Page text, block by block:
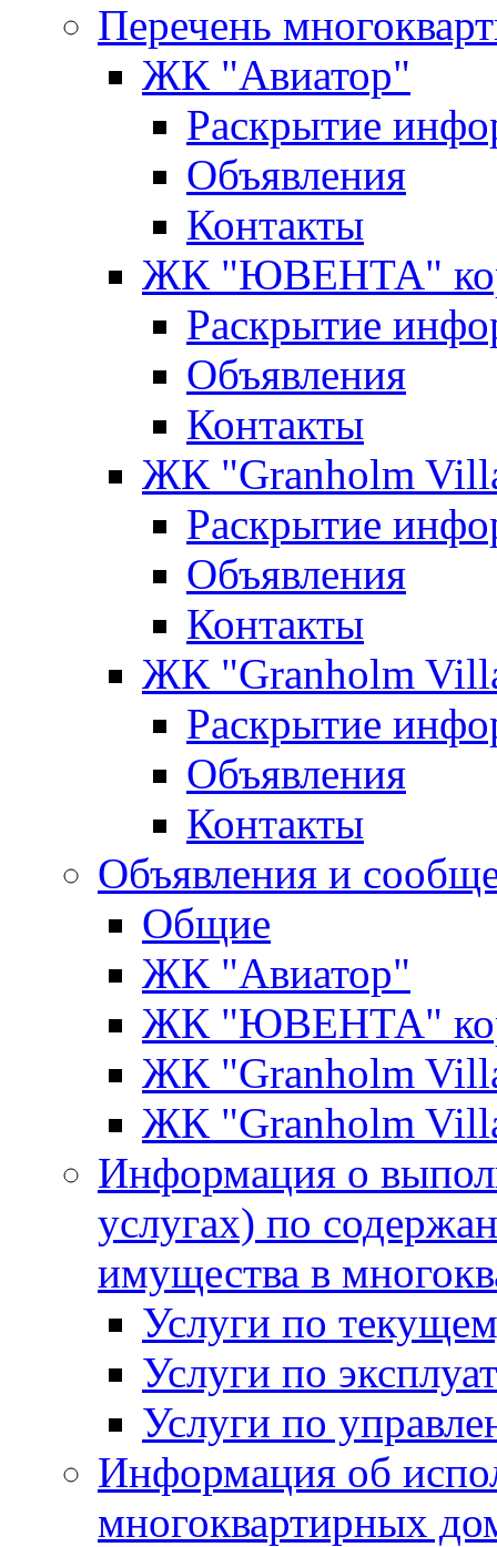
Перечень
ЖК "Авиатор"
Раскрытие
Объявления
Контакты
ЖК "ЮВЕНТА"
Раскрытие
Объявления
Контакты
ЖК "Granholm
Раскрытие
Объявления
Контакты
ЖК "Granholm
Раскрытие
Объявления
Контакты
Объявления и
Общие
ЖК "Авиатор"
ЖК "ЮВЕНТА"
ЖК "Granholm
ЖК "Granholm
Информация о
услугах) по
имущества в
Услуги по
Услуги по
Услуги по
Информация об
многоквартирных